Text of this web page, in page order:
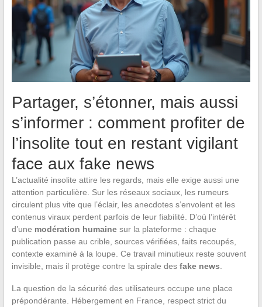
Partager, s’étonner, mais aussi
s’informer : comment profiter de
l’insolite tout en restant vigilant
face aux fake news
L’actualité insolite attire les regards, mais elle exige aussi une
attention particulière. Sur les réseaux sociaux, les rumeurs
circulent plus vite que l’éclair, les anecdotes s’envolent et les
contenus viraux perdent parfois de leur fiabilité. D’où l’intérêt
d’une modération humainesur la plateforme : chaque
publication passe au crible, sources vérifiées, faits recoupés,
contexte examiné à la loupe. Ce travail minutieux reste souvent
invisible, mais il protège contre la spirale des fake news
La question de la sécurité des utilisateurs occupe une place
prépondérante. Hébergement en France, respect strict du